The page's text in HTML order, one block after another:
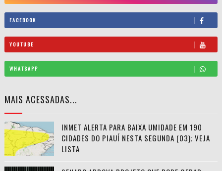
FACEBOOK
YOUTUBE
WHATSAPP
MAIS ACESSADAS...
INMET ALERTA PARA BAIXA UMIDADE EM 190
CIDADES DO PIAUÍ NESTA SEGUNDA (03); VEJA
LISTA